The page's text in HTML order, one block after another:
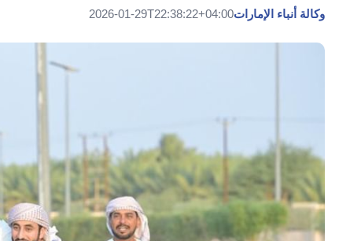
وكالة أنباء الإمارات2026-01-29T22:38:22+04:00